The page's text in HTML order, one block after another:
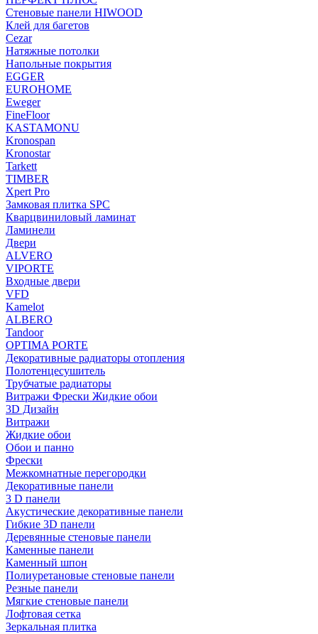
Стеновые панели HIWOOD
Клей для багетов
Cezar
Натяжные потолки
Напольные покрытия
EGGER
EUROHOME
Eweger
FineFloor
KASTAMONU
Kronospan
Kronostar
Tarkett
TIMBER
Xpert Pro
Замковая плитка SPC
Кварцвиниловый ламинат
Ламинели
Двери
ALVERO
VIPORTE
Входные двери
VFD
Kamelot
ALBERO
Tandoor
OPTIMA PORTE
Декоративные радиаторы отопления
Полотенцесушитель
Трубчатые радиаторы
Витражи Фрески Жидкие обои
3D Дизайн
Витражи
Жидкие обои
Обои и панно
Фрески
Межкомнатные перегородки
Декоративные панели
3 D панели
Акустические декоративные панели
Гибкие 3D панели
Деревянные стеновые панели
Каменные панели
Каменный шпон
Полиуретановые стеновые панели
Резные панели
Мягкие стеновые панели
Лофтовая сетка
Зеркальная плитка